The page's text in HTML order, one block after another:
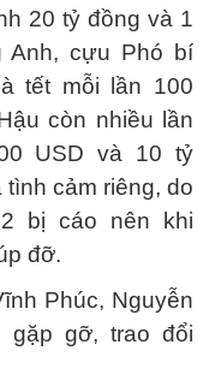
20 tỷ đồng và 1
Anh, cựu Phó bí
tết mỗi lần 100
còn nhiều lần
USD và 10 tỷ
cảm riêng, do
bị cáo nên khi
đỡ.
Phúc, Nguyễn
gặp gỡ, trao đổi